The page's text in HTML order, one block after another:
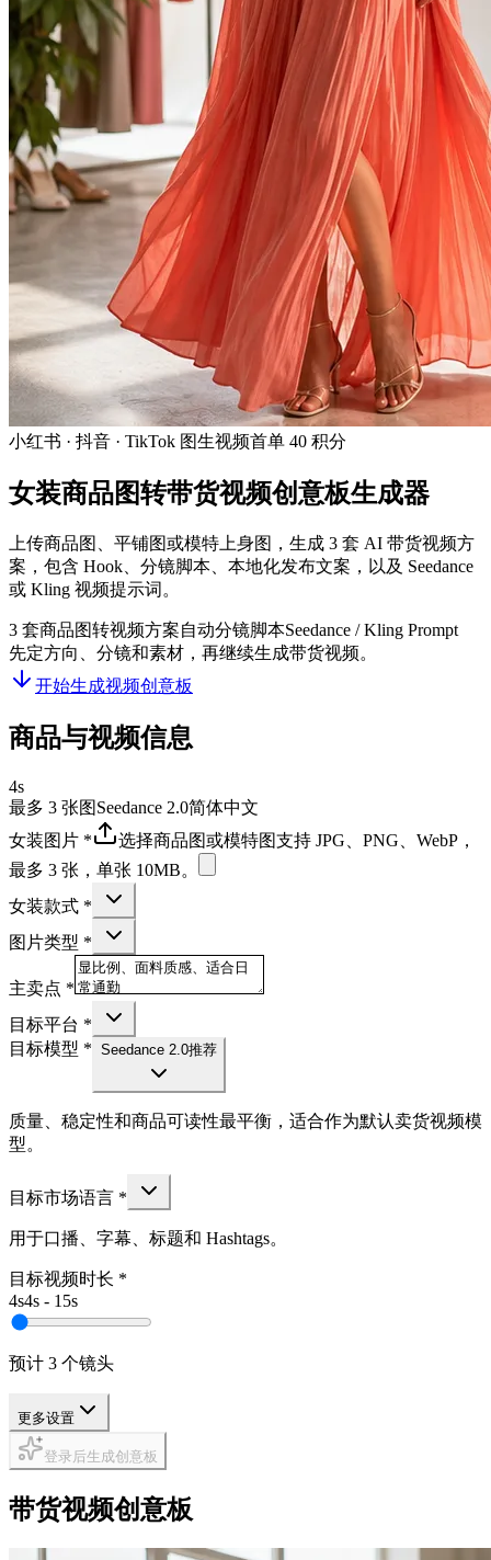
小红书 · 抖音 · TikTok 图生视频首单 40 积分
女装商品图转带货视频创意板生成器
上传商品图、平铺图或模特上身图，生成 3 套 AI 带货视频方
案，包含 Hook、分镜脚本、本地化发布文案，以及 Seedance
或 Kling 视频提示词。
3 套商品图转视频方案自动分镜脚本Seedance / Kling Prompt
先定方向、分镜和素材，再继续生成带货视频。
开始生成视频创意板
商品与视频信息
4s
最多 3 张图Seedance 2.0简体中文
女装图片 * 选择商品图或模特图支持 JPG、PNG、WebP，
最多 3 张，单张 10MB。
女装款式 *
图片类型 *
主卖点 *
目标平台 *
目标模型 * Seedance 2.0推荐
质量、稳定性和商品可读性最平衡，适合作为默认卖货视频模
型。
目标市场语言 *
用于口播、字幕、标题和 Hashtags。
目标视频时长 *
4s4s - 15s
预计 3 个镜头
更多设置
登录后生成创意板
带货视频创意板